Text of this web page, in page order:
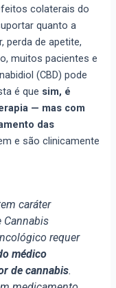
colaterais do
quanto a
perda de apetite,
muitos pacientes e
(CBD) pode
é que sim, é
— mas com
das
e são clinicamente
caráter
Cannabis
requer
médico
de cannabis.